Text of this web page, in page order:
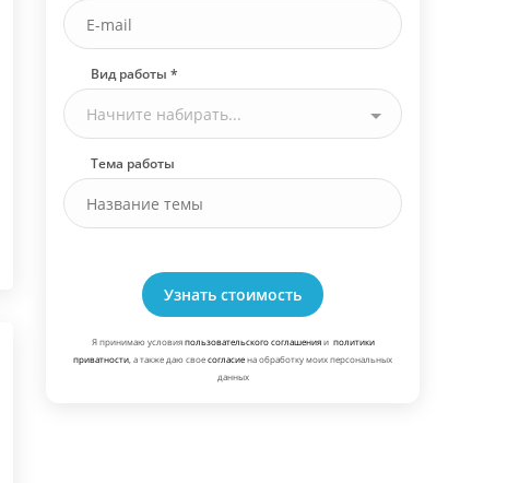
Вид работы *
Начните набирать...
Тема работы
Узнать стоимость
Я принимаю условияпользовательского соглашенияи политики
приватности , а также даю своесогласиена обработку моих персональных
данных